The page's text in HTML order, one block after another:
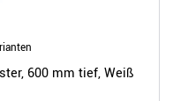
600 mm tief, Weiß